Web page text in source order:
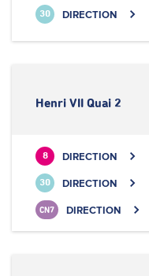
30 DIRECTION
Henri VII Quai 2
8 DIRECTION
30 DIRECTION
CN7 DIRECTION